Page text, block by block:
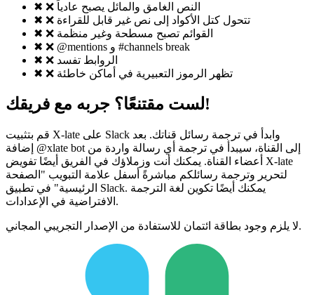
✖
❌ النص الغامق والمائل يصبح عادياً
✖
❌ تتحول كتل الأكواد إلى نص غير قابل للقراءة
✖
❌ القوائم تصبح مسطحة وغير منظمة
✖
❌ @mentions و #channels break
✖
❌ الروابط تفسد
✖
❌ تظهر الرموز التعبيرية في أماكن خاطئة
لست مقتنعًا؟ جربه مع فريقك!
قم بتثبيت X-late على Slack وابدأ في ترجمة رسائل قناتك. بعد
إضافة @xlate bot إلى القناة، سيبدأ في ترجمة أي رسالة واردة من
أعضاء القناة. يمكنك أنت وزملاؤك في الفريق أيضًا تفويض X-late
لتحرير وترجمة رسائلكم مباشرةً أسفل علامة التبويب "الصفحة
الرئيسية" في تطبيق Slack. يمكنك أيضًا تكوين لغة الترجمة
الافتراضية في الإعدادات.
لا يلزم وجود بطاقة ائتمان للاستفادة من الإصدار التجريبي المجاني.